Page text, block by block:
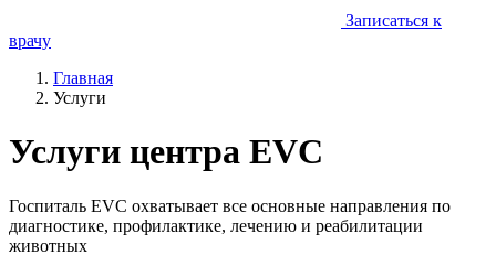
Записаться к
врачу
Главная
Услуги
Услуги центра EVC
Госпиталь EVC охватывает все основные направления по
диагностике, профилактике, лечению и реабилитации
животных